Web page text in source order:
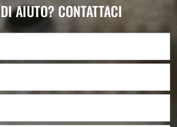
AIUTO? CONTATTACI